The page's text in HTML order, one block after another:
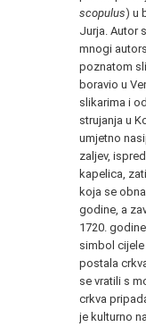
scopulus) u
Jurja. Autor
mnogi
poznatom
boravio u
slikarima i
strujanja u
umjetno
zaljev,
kapelica,
koja se
godine, a
1720.
simbol
postala
se vratili s
crkva
je kulturno